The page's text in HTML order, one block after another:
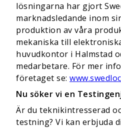
lösningarna har gjort
marknadsledande inom
produktion av våra
mekaniska till
huvudkontor i Halmstad
medarbetare. För mer
företaget se:
Nu söker vi en
Är du teknikintresserad
testning? Vi kan erbjuda